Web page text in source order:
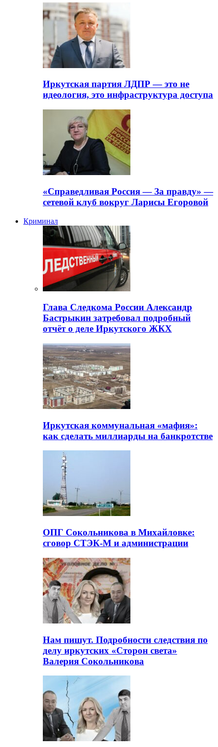
Иркутская партия ЛДПР — это не
идеология, это инфраструктура доступа
«Справедливая Россия — За правду» —
сетевой клуб вокруг Ларисы Егоровой
Криминал
Глава Следкома России Александр
Бастрыкин затребовал подробный
отчёт о деле Иркутского ЖКХ
Иркутская коммунальная «мафия»:
как сделать миллиарды на банкротстве
ОПГ Сокольникова в Михайловке:
сговор СТЭК-М и администрации
Нам пишут. Подробности следствия по
делу иркутских «Сторон света»
Валерия Сокольникова